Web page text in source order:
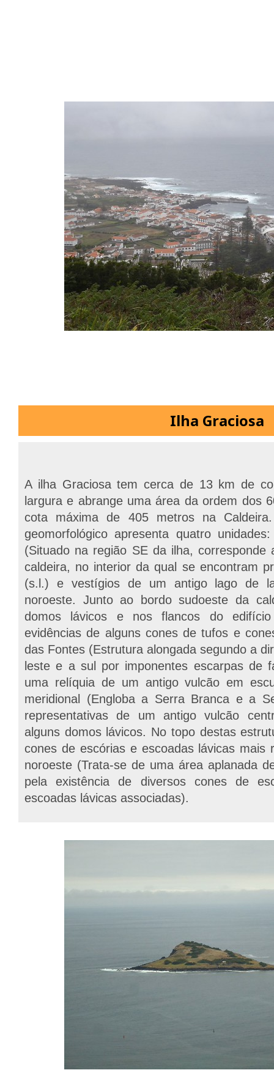
Ilha Graciosa
A ilha Graciosa tem cerca de 13 km de
largura e abrange uma área da ordem dos
cota máxima de 405 metros na
geomorfológico apresenta quatro
(Situado na região SE da ilha, corresponde
caldeira, no interior da qual se encontram
(s.l.) e vestígios de um antigo lago de
noroeste. Junto ao bordo sudoeste da
domos lávicos e nos flancos do edifício
evidências de alguns cones de tufos e
das Fontes (Estrutura alongada segundo a
leste e a sul por imponentes escarpas de
uma relíquia de um antigo vulcão em
meridional (Engloba a Serra Branca e a
representativas de um antigo vulcão
alguns domos lávicos. No topo destas
cones de escórias e escoadas lávicas mais
noroeste (Trata-se de uma área aplanada
pela existência de diversos cones de
escoadas lávicas associadas).